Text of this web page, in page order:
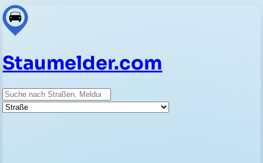
Staumelder.com
Suche
Straße